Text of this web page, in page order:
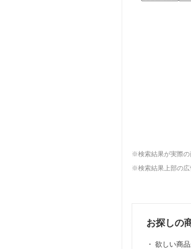
※検索結果が実際の
※検索結果上部の広
お探しの
・ 欲しい商